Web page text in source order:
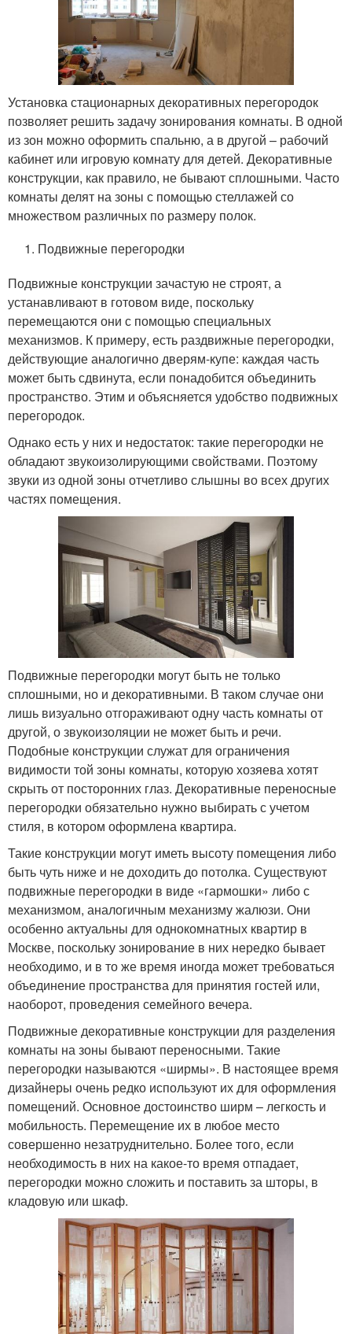
Установка стационарных декоративных перегородок
позволяет решить задачу зонирования комнаты. В одной
из зон можно оформить спальню, а в другой – рабочий
кабинет или игровую комнату для детей. Декоративные
конструкции, как правило, не бывают сплошными. Часто
комнаты делят на зоны с помощью стеллажей со
множеством различных по размеру полок.
Подвижные перегородки
Подвижные конструкции зачастую не строят, а
устанавливают в готовом виде, поскольку
перемещаются они с помощью специальных
механизмов. К примеру, есть раздвижные перегородки,
действующие аналогично дверям-купе: каждая часть
может быть сдвинута, если понадобится объединить
пространство. Этим и объясняется удобство подвижных
перегородок.
Однако есть у них и недостаток: такие перегородки не
обладают звукоизолирующими свойствами. Поэтому
звуки из одной зоны отчетливо слышны во всех других
частях помещения.
Подвижные перегородки могут быть не только
сплошными, но и декоративными. В таком случае они
лишь визуально отгораживают одну часть комнаты от
другой, о звукоизоляции не может быть и речи.
Подобные конструкции служат для ограничения
видимости той зоны комнаты, которую хозяева хотят
скрыть от посторонних глаз. Декоративные переносные
перегородки обязательно нужно выбирать с учетом
стиля, в котором оформлена квартира.
Такие конструкции могут иметь высоту помещения либо
быть чуть ниже и не доходить до потолка. Существуют
подвижные перегородки в виде «гармошки» либо с
механизмом, аналогичным механизму жалюзи. Они
особенно актуальны для однокомнатных квартир в
Москве, поскольку зонирование в них нередко бывает
необходимо, и в то же время иногда может требоваться
объединение пространства для принятия гостей или,
наоборот, проведения семейного вечера.
Подвижные декоративные конструкции для разделения
комнаты на зоны бывают переносными. Такие
перегородки называются «ширмы». В настоящее время
дизайнеры очень редко используют их для оформления
помещений. Основное достоинство ширм – легкость и
мобильность. Перемещение их в любое место
совершенно незатруднительно. Более того, если
необходимость в них на какое-то время отпадает,
перегородки можно сложить и поставить за шторы, в
кладовую или шкаф.